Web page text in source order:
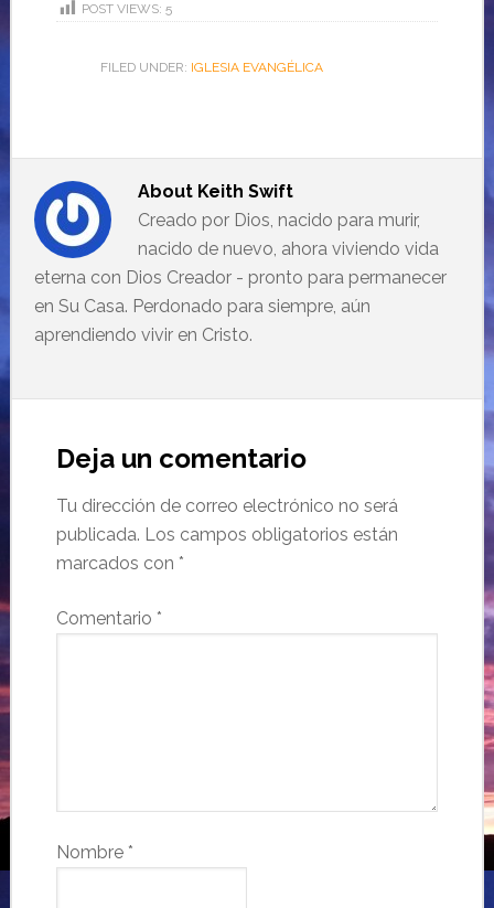
POST VIEWS: 5
FILED UNDER: IGLESIA EVANGÉLICA
About Keith Swift
Creado por Dios, nacido para murir,
nacido de nuevo, ahora viviendo vida
eterna con Dios Creador - pronto para permanecer
en Su Casa. Perdonado para siempre, aún
aprendiendo vivir en Cristo.
Deja un comentario
Tu dirección de correo electrónico no será
publicada. Los campos obligatorios están
marcados con *
Comentario *
Nombre *